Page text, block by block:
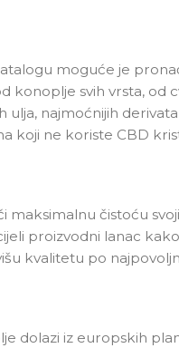
moguće je
konoplje svih vrsta, od
ulja, najmoćnijih
koji ne koriste CBD
maksimalnu čistoću
proizvodni lanac
kvalitetu po
dolazi iz europskih